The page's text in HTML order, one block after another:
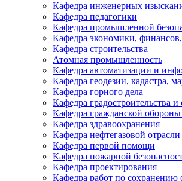
Кафедра инженерных
Кафедра педагогики
Кафедра промышленной
Кафедра экономики, финансов,
Кафедра строительства
Атомная промышленность
Кафедра автоматизации и
Кафедра геодезии, кадастра,
Кафедра горного дела
Кафедра градостроительства
Кафедра гражданской
Кафедра здравоохранения
Кафедра нефтегазовой отрасли
Кафедра первой помощи
Кафедра пожарной
Кафедра проектирования
Кафедра работ по сохранению